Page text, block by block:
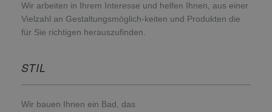
Wir arbeiten in Ihrem Interesse und helfen Ihnen, aus einer
Vielzahl an Gestaltungsmöglich-keiten und Produkten die
für Sie richtigen herauszufinden.
STIL
Wir bauen Ihnen ein Bad, das